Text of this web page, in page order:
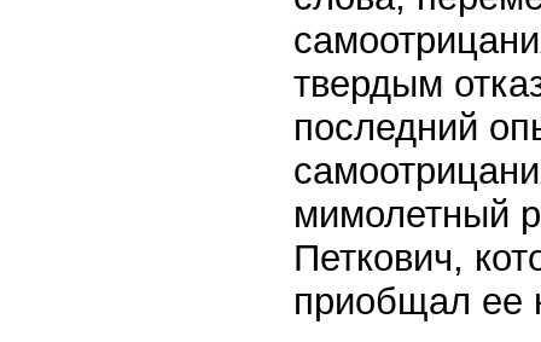
твердым
последний
мимолетный
Петкович,
приобщал ее